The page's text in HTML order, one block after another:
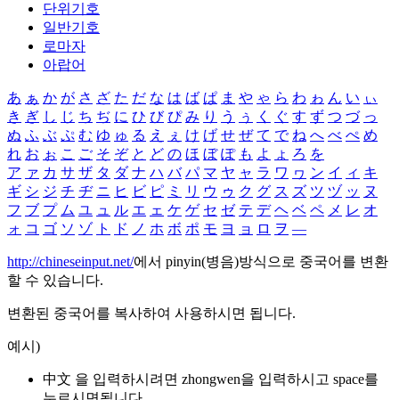
단위기호
일반기호
로마자
아랍어
あ ぁ か が さ ざ た だ な は ば ぱ ま や ゃ ら わ ゎ ん い ぃ
き ぎ し じ ち ぢ に ひ び ぴ み り う ぅ く ぐ す ず つ づ っ
ぬ ふ ぶ ぷ む ゆ ゅ る え ぇ け げ せ ぜ て で ね へ べ ぺ め
れ お ぉ こ ご そ ぞ と ど の ほ ぼ ぽ も よ ょ ろ を
ア ァ カ サ ザ タ ダ ナ ハ バ パ マ ヤ ャ ラ ワ ヮ ン イ ィ キ
ギ シ ジ チ ヂ ニ ヒ ビ ピ ミ リ ウ ゥ ク グ ス ズ ツ ヅ ッ ヌ
フ ブ プ ム ユ ュ ル エ ェ ケ ゲ セ ゼ テ デ ヘ ベ ペ メ レ オ
ォ コ ゴ ソ ゾ ト ド ノ ホ ボ ポ モ ヨ ョ ロ ヲ ―
http://chineseinput.net/에서 pinyin(병음)방식으로 중국어를 변환
할 수 있습니다.
변환된 중국어를 복사하여 사용하시면 됩니다.
예시)
中文 을 입력하시려면 zhongwen을 입력하시고 space를